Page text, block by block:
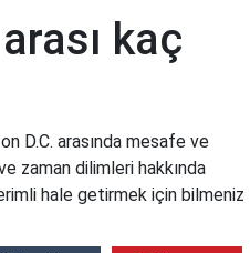
kaç
D.C. arasında mesafe ve
zaman dilimleri hakkında
hale getirmek için bilmeniz